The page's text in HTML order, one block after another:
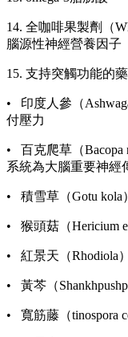
14. 全咖啡果製劑（
腦源性神經營養因子
15. 支持突觸功能的藥
• 印度人參（
付壓力
• 百克爬草（Bacopa
系統為大腦重要神經
• 積雪草（Gotu
• 猴頭菇（Hericium
• 紅景天（Rhodiola
• 黃芩（
• 寬筋藤（tinospora